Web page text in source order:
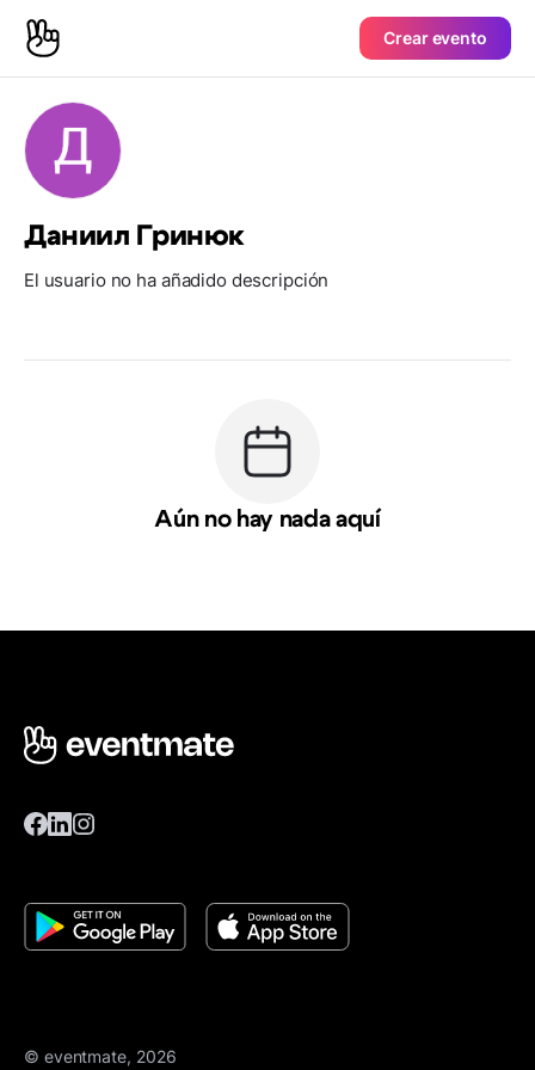
Crear evento
Даниил Гринюк
El usuario no ha añadido descripción
Aún no hay nada aquí
© eventmate, 2026